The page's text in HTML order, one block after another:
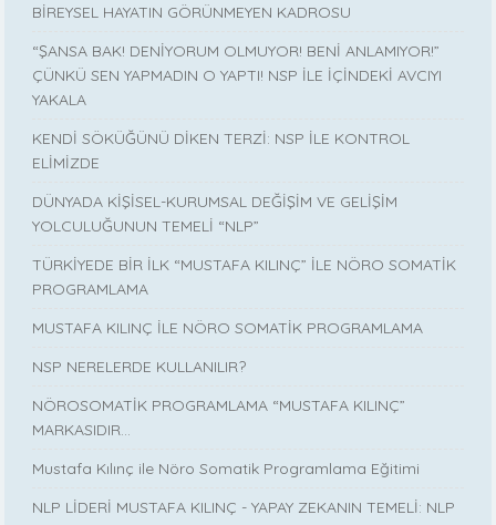
BİREYSEL HAYATIN GÖRÜNMEYEN KADROSU
“ŞANSA BAK! DENİYORUM OLMUYOR! BENİ ANLAMIYOR!”
ÇÜNKÜ SEN YAPMADIN O YAPTI! NSP İLE İÇİNDEKİ AVCIYI
YAKALA
KENDİ SÖKÜĞÜNÜ DİKEN TERZİ: NSP İLE KONTROL
ELİMİZDE
DÜNYADA KİŞİSEL-KURUMSAL DEĞİŞİM VE GELİŞİM
YOLCULUĞUNUN TEMELİ “NLP”
TÜRKİYEDE BİR İLK “MUSTAFA KILINÇ” İLE NÖRO SOMATİK
PROGRAMLAMA
MUSTAFA KILINÇ İLE NÖRO SOMATİK PROGRAMLAMA
NSP NERELERDE KULLANILIR?
NÖROSOMATİK PROGRAMLAMA “MUSTAFA KILINÇ”
MARKASIDIR…
Mustafa Kılınç ile Nöro Somatik Programlama Eğitimi
NLP LİDERİ MUSTAFA KILINÇ - YAPAY ZEKANIN TEMELİ: NLP